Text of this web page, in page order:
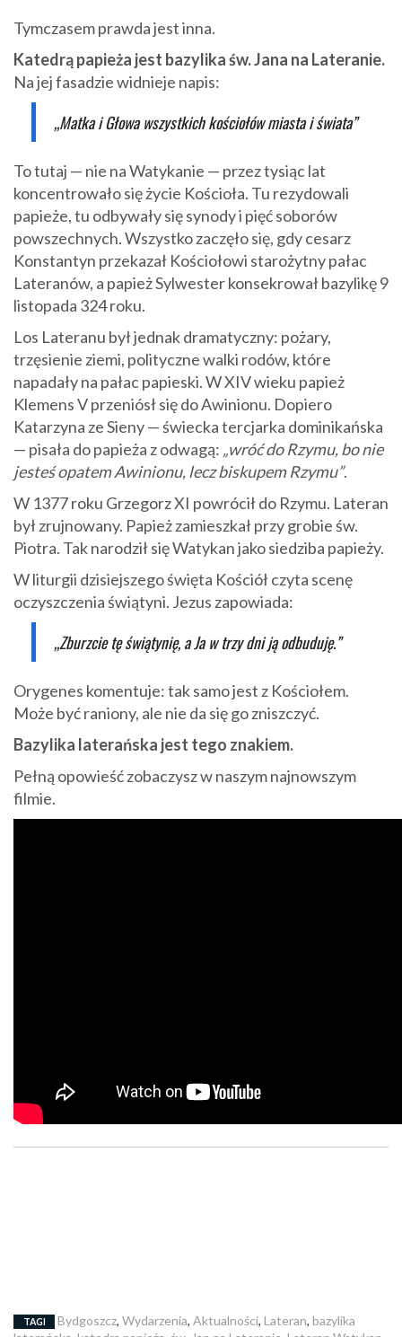
Tymczasem prawda jest inna.
Katedrą papieża jest bazylika św. Jana na Lateranie.
Na jej fasadzie widnieje napis:
„Matka i Głowa wszystkich kościołów miasta i świata”
To tutaj — nie na Watykanie — przez tysiąc lat
koncentrowało się życie Kościoła. Tu rezydowali
papieże, tu odbywały się synody i pięć soborów
powszechnych. Wszystko zaczęło się, gdy cesarz
Konstantyn przekazał Kościołowi starożytny pałac
Lateranów, a papież Sylwester konsekrował bazylikę 9
listopada 324 roku.
Los Lateranu był jednak dramatyczny: pożary,
trzęsienie ziemi, polityczne walki rodów, które
napadały na pałac papieski. W XIV wieku papież
Klemens V przeniósł się do Awinionu. Dopiero
Katarzyna ze Sieny — świecka tercjarka dominikańska
— pisała do papieża z odwagą: „wróć do Rzymu, bo nie
jesteś opatem Awinionu, lecz biskupem Rzymu”.
W 1377 roku Grzegorz XI powrócił do Rzymu. Lateran
był zrujnowany. Papież zamieszkał przy grobie św.
Piotra. Tak narodził się Watykan jako siedziba papieży.
W liturgii dzisiejszego święta Kościół czyta scenę
oczyszczenia świątyni. Jezus zapowiada:
„Zburzcie tę świątynię, a Ja w trzy dni ją odbuduję.”
Orygenes komentuje: tak samo jest z Kościołem.
Może być raniony, ale nie da się go zniszczyć.
Bazylika laterańska jest tego znakiem.
Pełną opowieść zobaczysz w naszym najnowszym
filmie.
TAGI Bydgoszcz, Wydarzenia, Aktualności, Lateran, bazylika